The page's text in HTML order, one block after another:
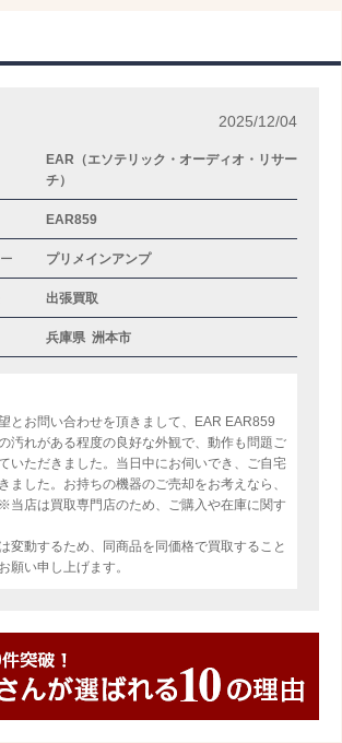
2025/12/04
EAR（エソテリック・オーディオ・リサー
チ）
EAR859
プリメインアンプ
出張買取
兵庫県 洲本市
とお問い合わせを頂きまして、EAR EAR859
汚れがある程度の良好な外観で、動作も問題ご
いただきました。当日中にお伺いでき、ご自宅
した。お持ちの機器のご売却をお考えなら、
店は買取専門店のため、ご購入や在庫に関す
動するため、同商品を同価格で買取すること
願い申し上げます。